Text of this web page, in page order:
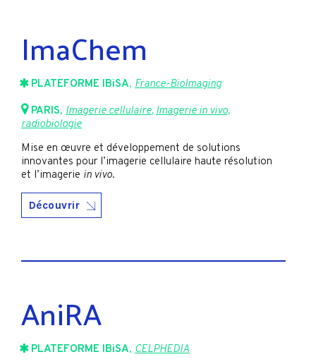
ImaChem
PLATEFORME IBiSA, France-BioImaging
PARIS, Imagerie cellulaire, Imagerie in vivo,
radiobiologie
Mise en œuvre et développement de solutions
innovantes pour l’imagerie cellulaire haute résolution
et l’imagerie in vivo.
Découvrir
AniRA
PLATEFORME IBiSA, CELPHEDIA